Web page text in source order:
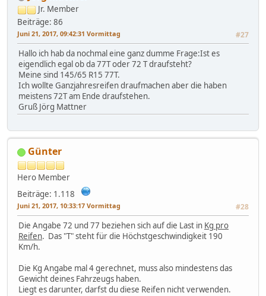
Jr. Member
Beiträge: 86
Juni 21, 2017, 09:42:31 Vormittag #27
Hallo ich hab da nochmal eine ganz dumme Frage:Ist es
eigendlich egal ob da 77T oder 72 T draufsteht?
Meine sind 145/65 R15 77T.
Ich wollte Ganzjahresreifen draufmachen aber die haben
meistens 72T am Ende draufstehen.
Gruß Jörg Mattner
Günter
Hero Member
Beiträge: 1.118
Juni 21, 2017, 10:33:17 Vormittag #28
Die Angabe 72 und 77 beziehen sich auf die Last in Kg pro
Reifen. Das "T" steht für die Höchstgeschwindigkeit 190
Km/h.
Die Kg Angabe mal 4 gerechnet, muss also mindestens das
Gewicht deines Fahrzeugs haben.
Liegt es darunter, darfst du diese Reifen nicht verwenden.